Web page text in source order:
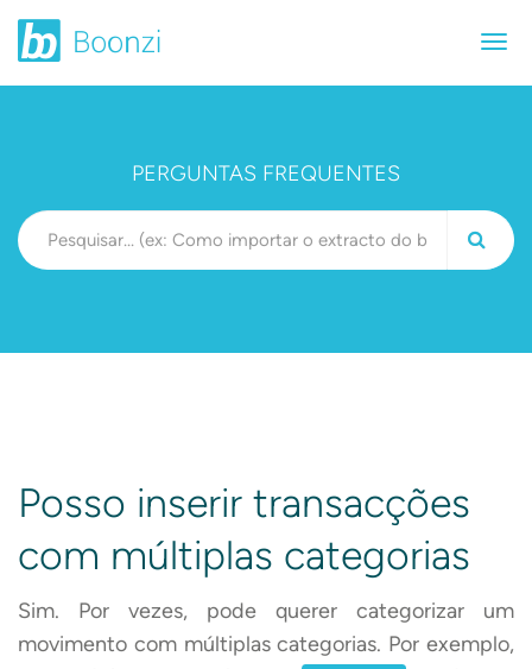
PERGUNTAS FREQUENTES
Posso inserir transacções
com múltiplas categorias
Sim. Por vezes, pode querer categorizar um
movimento com múltiplas categorias. Por exemplo,